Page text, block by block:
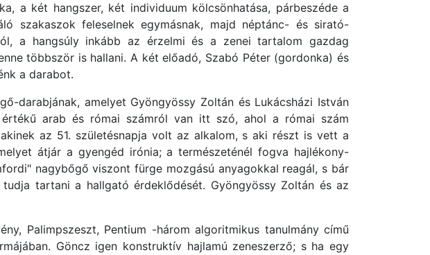
a két hangszer, két individuum kölcsönhatása, párbeszéde a
szakaszok feleselnek egymásnak, majd néptánc- és sirató-
a hangsúly inkább az érzelmi és a zenei tartalom gazdag
többször is hallani. A két előadó, Szabó Péter (gordonka) és
a darabot.
darabjának, amelyet Gyöngyössy Zoltán és Lukácsházi István
arab és római számról van itt szó, ahol a római szám
az 51. születésnapja volt az alkalom, s aki részt is vett a
átjár a gyengéd irónia; a természeténél fogva hajlékony-
nagybőgő viszont fürge mozgású anyagokkal reagál, s bár
tartani a hallgató érdeklődését. Gyöngyössy Zoltán és az
Palimpszeszt, Pentium -három algoritmikus tanulmány című
Göncz igen konstruktív hajlamú zeneszerző; s ha egy